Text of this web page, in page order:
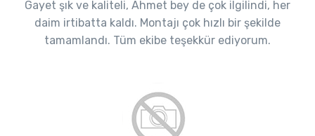
Gayet şık ve kaliteli, Ahmet bey de çok ilgilindi, her
daim irtibatta kaldı. Montajı çok hızlı bir şekilde
tamamlandı. Tüm ekibe teşekkür ediyorum.